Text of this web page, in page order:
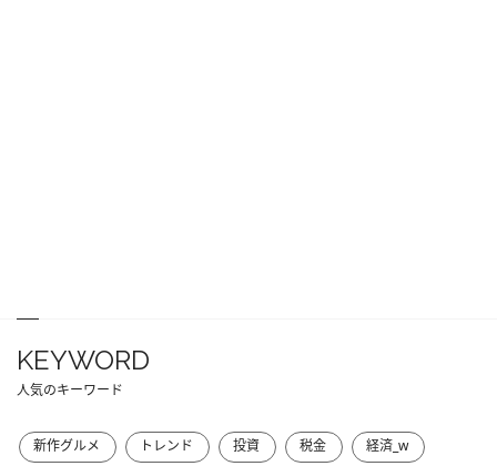
KEYWORD
人気のキーワード
新作グルメ トレンド 投資 税金
経済_w